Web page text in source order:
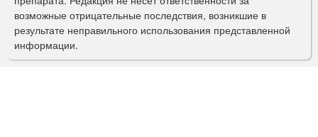
и
с
к
возможные отрицательные последствия, возникшие в
результате неправильного использования представленной
информации.